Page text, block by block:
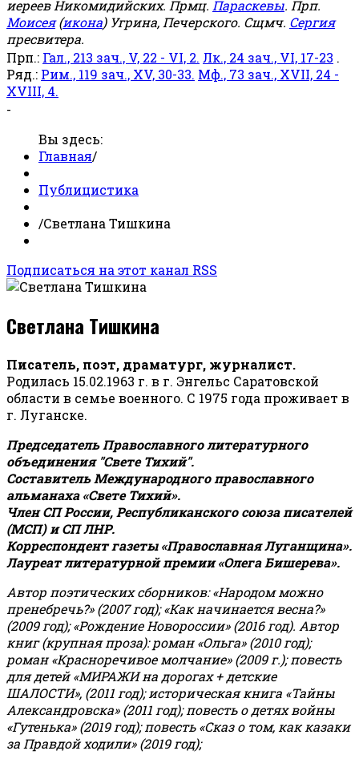
иереев Никомидийских. Прмц. Параскевы. Прп.
Моисея(икона) Угрина, Печерского. Сщмч. Сергия
пресвитера.
Прп.: Гал., 213 зач., V, 22 - VI, 2. Лк., 24 зач., VI, 17-23 .
Ряд.: Рим., 119 зач., XV, 30-33. Мф., 73 зач., XVII, 24 -
XVIII, 4.
-
Вы здесь:
Главная/
Публицистика
/Светлана Тишкина
Подписаться на этот канал RSS
Светлана Тишкина
Писатель, поэт, драматург, журналист.
Родилась 15.02.1963 г. в г. Энгельс Саратовской
области в семье военного. С 1975 года проживает в
г. Луганске.
Председатель Православного литературного
объединения "Свете Тихий".
Составитель Международного православного
альманаха «Свете Тихий».
Член СП России, Республиканского союза писателей
(МСП) и СП ЛНР.
Корреспондент газеты «Православная Луганщина».
Лауреат литературной премии «Олега Бишерева».
Автор поэтических сборников: «Народом можно
пренебречь?» (2007 год); «Как начинается весна?»
(2009 год); «Рождение Новороссии» (2016 год). Автор
книг (крупная проза): роман «Ольга» (2010 год);
роман «Красноречивое молчание» (2009 г.); повесть
для детей «МИРАЖИ на дорогах + детские
ШАЛОСТИ», (2011 год); историческая книга «Тайны
Александровска» (2011 год); повесть о детях войны
«Гутенька» (2019 год); повесть «Сказ о том, как казаки
за Правдой ходили» (2019 год);